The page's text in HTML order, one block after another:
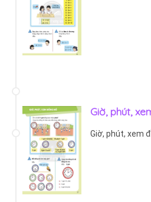
Giờ, phút,
Giờ, phút, xem